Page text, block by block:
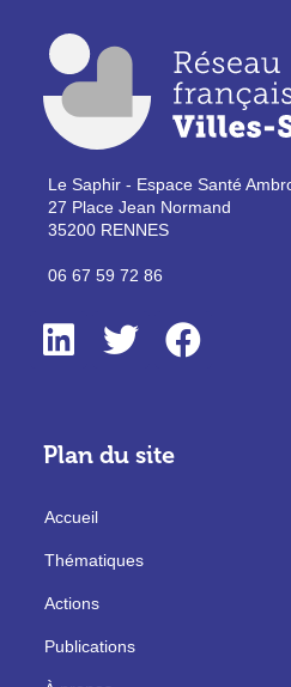
Le Saphir - Espace Santé
27 Place Jean Normand
35200 RENNES
06 67 59 72 86
Plan du site
Accueil
Thématiques
Actions
Publications